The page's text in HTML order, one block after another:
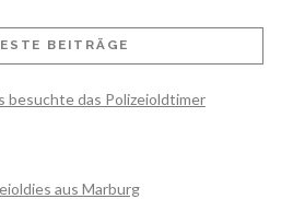
VIEW POST
BEITRÄGE
besuchte das Polizeioldtimer
aus Marburg